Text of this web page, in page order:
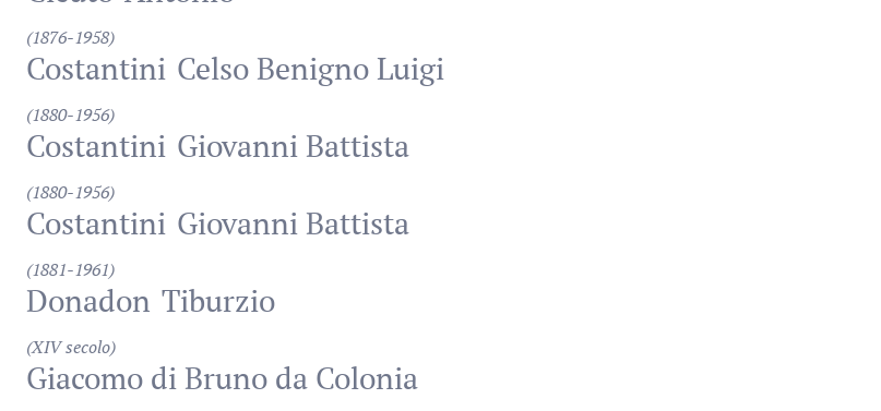
(1876-1958)
Costantini Celso Benigno Luigi
(1880-1956)
Costantini Giovanni Battista
(1880-1956)
Costantini Giovanni Battista
(1881-1961)
Donadon Tiburzio
(XIV secolo)
Giacomo di Bruno da Colonia